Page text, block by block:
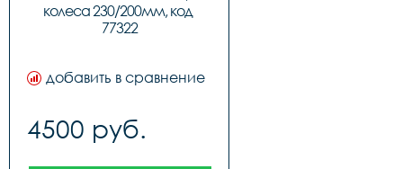
колеса 230/200мм, код
77322
добавить в сравнение
4500 руб.